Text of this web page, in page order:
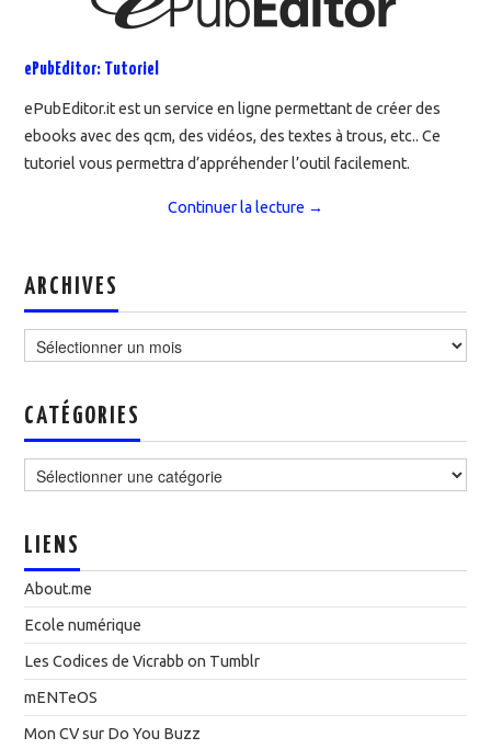
ePubEditor: Tutoriel
ePubEditor.it est un service en ligne permettant de créer des
ebooks avec des qcm, des vidéos, des textes à trous, etc.. Ce
tutoriel vous permettra d’appréhender l’outil facilement.
Continuer la lecture →
ARCHIVES
CATÉGORIES
LIENS
About.me
Ecole numérique
Les Codices de Vicrabb on Tumblr
mENTeOS
Mon CV sur Do You Buzz